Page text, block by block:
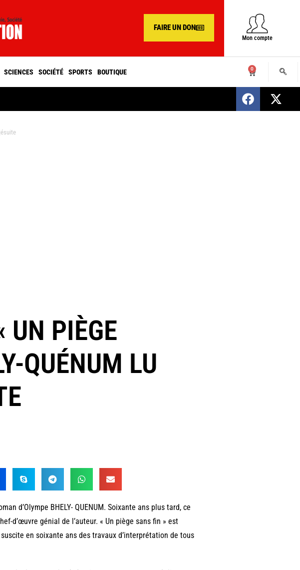
FAIRE UN DON
Mon compte
SCIENCES SOCIÉTÉ SPORTS BOUTIQUE 0
SENEGAL : Nomination d’un nouveau
UN PIÈGE
QUÉNUM LU
d’Olympe BHELY- QUENUM. Soixante ans plus tard, ce
d’œuvre génial de l’auteur. « Un piège sans fin » est
en soixante ans des travaux d’interprétation de tous